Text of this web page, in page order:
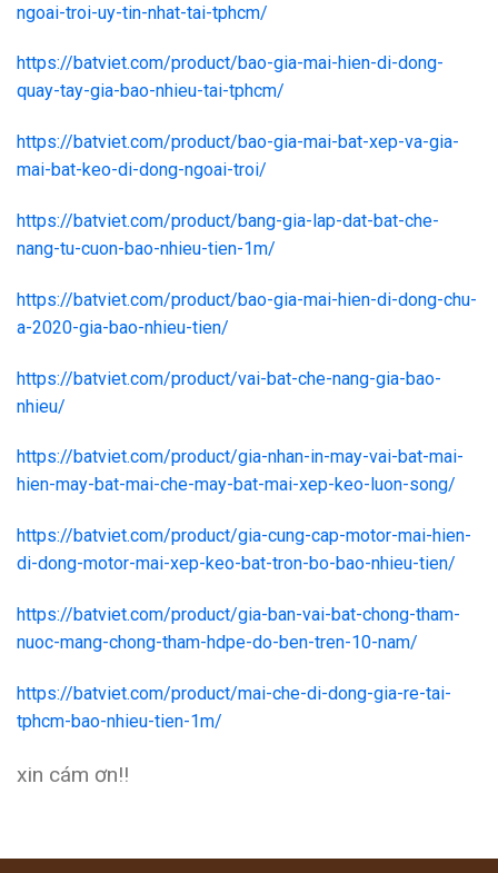
ngoai-troi-uy-tin-nhat-tai-tphcm/
https://batviet.com/product/bao-gia-mai-hien-di-dong-
quay-tay-gia-bao-nhieu-tai-tphcm/
https://batviet.com/product/bao-gia-mai-bat-xep-va-gia-
mai-bat-keo-di-dong-ngoai-troi/
https://batviet.com/product/bang-gia-lap-dat-bat-che-
nang-tu-cuon-bao-nhieu-tien-1m/
https://batviet.com/product/bao-gia-mai-hien-di-dong-chu-
a-2020-gia-bao-nhieu-tien/
https://batviet.com/product/vai-bat-che-nang-gia-bao-
nhieu/
https://batviet.com/product/gia-nhan-in-may-vai-bat-mai-
hien-may-bat-mai-che-may-bat-mai-xep-keo-luon-song/
https://batviet.com/product/gia-cung-cap-motor-mai-hien-
di-dong-motor-mai-xep-keo-bat-tron-bo-bao-nhieu-tien/
https://batviet.com/product/gia-ban-vai-bat-chong-tham-
nuoc-mang-chong-tham-hdpe-do-ben-tren-10-nam/
https://batviet.com/product/mai-che-di-dong-gia-re-tai-
tphcm-bao-nhieu-tien-1m/
xin cám ơn!!